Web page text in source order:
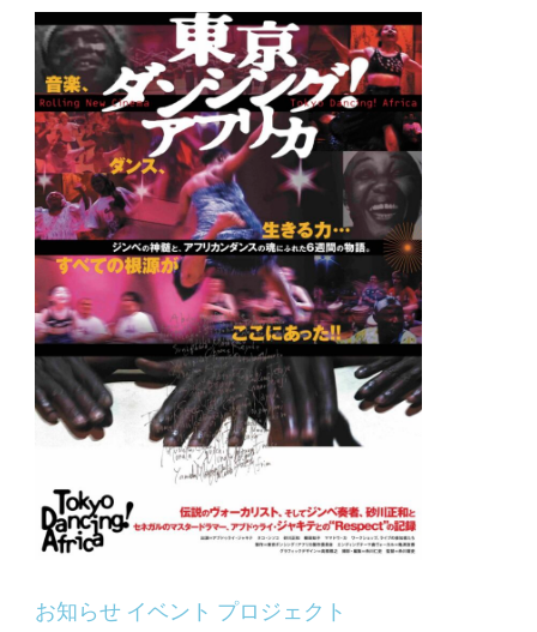
お知らせ イベント プロジェクト